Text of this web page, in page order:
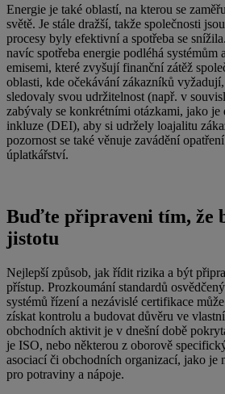
Energie je také oblastí, na kterou se
světě. Je stále dražší, takže společnosti
procesy byly efektivní a spotřeba se
navíc spotřeba energie podléhá systémům
emisemi, které zvyšují finanční zátěž
oblasti, kde očekávání zákazníků
sledovaly svou udržitelnost (např. v
zabývaly se konkrétními otázkami, jako je
inkluze (DEI), aby si udržely loajalitu
pozornost se také věnuje zavádění
úplatkářství.
Buďte připraveni tím, že
jistotu
Nejlepší způsob, jak řídit rizika a být
přístup. Prozkoumání standardů
systémů řízení a nezávislé certifikace
získat kontrolu a budovat důvěru ve
obchodních aktivit je v dnešní době
je ISO, nebo některou z oborově
asociací či obchodních organizací, jako je
pro potraviny a nápoje.